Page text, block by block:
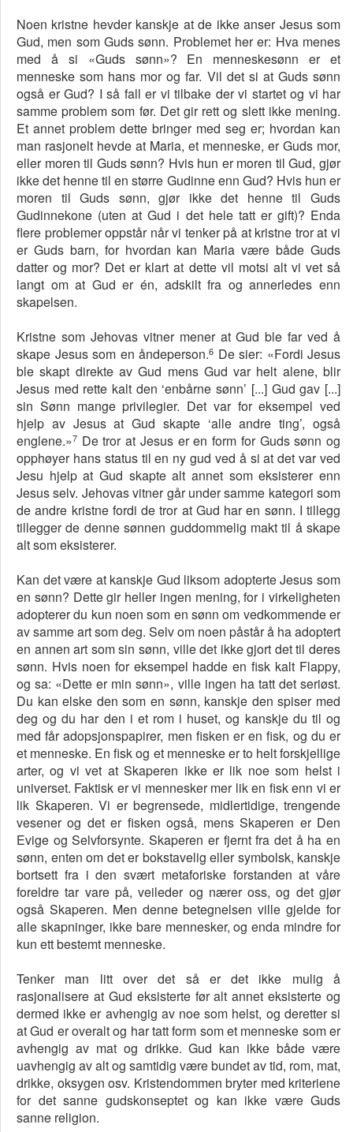
Noen kristne hevder kanskje at de ikke anser Jesus som
Gud, men som Guds sønn. Problemet her er: Hva menes
med å si «Guds sønn»? En menneskesønn er et
menneske som hans mor og far. Vil det si at Guds sønn
også er Gud? I så fall er vi tilbake der vi startet og vi har
samme problem som før. Det gir rett og slett ikke mening.
Et annet problem dette bringer med seg er; hvordan kan
man rasjonelt hevde at Maria, et menneske, er Guds mor,
eller moren til Guds sønn? Hvis hun er moren til Gud, gjør
ikke det henne til en større Gudinne enn Gud? Hvis hun er
moren til Guds sønn, gjør ikke det henne til Guds
Gudinnekone (uten at Gud i det hele tatt er gift)? Enda
flere problemer oppstår når vi tenker på at kristne tror at vi
er Guds barn, for hvordan kan Maria være både Guds
datter og mor? Det er klart at dette vil motsi alt vi vet så
langt om at Gud er én, adskilt fra og annerledes enn
skapelsen.
Kristne som Jehovas vitner mener at Gud ble far ved å
skape Jesus som en åndeperson.6 De sier: «Fordi Jesus
ble skapt direkte av Gud mens Gud var helt alene, blir
Jesus med rette kalt den ‘enbårne sønn’ [...] Gud gav [...]
sin Sønn mange privilegier. Det var for eksempel ved
hjelp av Jesus at Gud skapte ‘alle andre ting’, også
englene.»7 De tror at Jesus er en form for Guds sønn og
opphøyer hans status til en ny gud ved å si at det var ved
Jesu hjelp at Gud skapte alt annet som eksisterer enn
Jesus selv. Jehovas vitner går under samme kategori som
de andre kristne fordi de tror at Gud har en sønn. I tillegg
tillegger de denne sønnen guddommelig makt til å skape
alt som eksisterer.
Kan det være at kanskje Gud liksom adopterte Jesus som
en sønn? Dette gir heller ingen mening, for i virkeligheten
adopterer du kun noen som en sønn om vedkommende er
av samme art som deg. Selv om noen påstår å ha adoptert
en annen art som sin sønn, ville det ikke gjort det til deres
sønn. Hvis noen for eksempel hadde en fisk kalt Flappy,
og sa: «Dette er min sønn», ville ingen ha tatt det seriøst.
Du kan elske den som en sønn, kanskje den spiser med
deg og du har den i et rom i huset, og kanskje du til og
med får adopsjonspapirer, men fisken er en fisk, og du er
et menneske. En fisk og et menneske er to helt forskjellige
arter, og vi vet at Skaperen ikke er lik noe som helst i
universet. Faktisk er vi mennesker mer lik en fisk enn vi er
lik Skaperen. Vi er begrensede, midlertidige, trengende
vesener og det er fisken også, mens Skaperen er Den
Evige og Selvforsynte. Skaperen er fjernt fra det å ha en
sønn, enten om det er bokstavelig eller symbolsk, kanskje
bortsett fra i den svært metaforiske forstanden at våre
foreldre tar vare på, veileder og nærer oss, og det gjør
også Skaperen. Men denne betegnelsen ville gjelde for
alle skapninger, ikke bare mennesker, og enda mindre for
kun ett bestemt menneske.
Tenker man litt over det så er det ikke mulig å
rasjonalisere at Gud eksisterte før alt annet eksisterte og
dermed ikke er avhengig av noe som helst, og deretter si
at Gud er overalt og har tatt form som et menneske som er
avhengig av mat og drikke. Gud kan ikke både være
uavhengig av alt og samtidig være bundet av tid, rom, mat,
drikke, oksygen osv. Kristendommen bryter med kriteriene
for det sanne gudskonseptet og kan ikke være Guds
sanne religion.